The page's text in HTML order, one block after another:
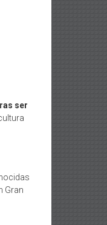
ser
Gran